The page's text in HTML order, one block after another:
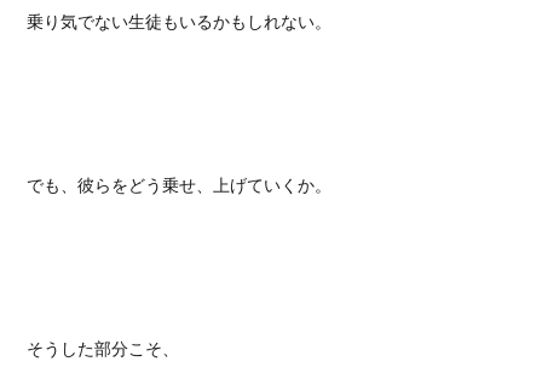
乗り気でない生徒もいるかもしれない。
でも、彼らをどう乗せ、上げていくか。
そうした部分こそ、